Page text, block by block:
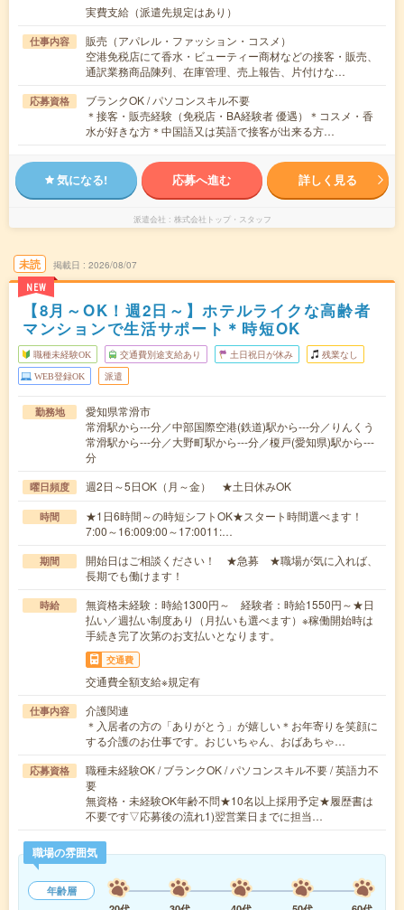
実費支給（派遣先規定はあり）
仕事内容
販売（アパレル・ファッション・コスメ）
空港免税店にて香水・ビューティー商材などの接客・販売、
通訳業務商品陳列、在庫管理、売上報告、片付けな…
応募資格
ブランクOK / パソコンスキル不要
＊接客・販売経験（免税店・BA経験者 優遇）＊コスメ・香
水が好きな方＊中国語又は英語で接客が出来る方…
気になる! 応募へ進む 詳しく見る
派遣会社 株式会社トップ・スタッフ
未読
NEW
掲載日 2026/08/07
【8月～OK！週2日～】ホテルライクな高齢者
マンションで生活サポート＊時短OK
職種未経験OK 交通費別途支給あり 土日祝日が休み 残業なし
WEB登録OK 派遣
勤務地
愛知県常滑市
常滑駅から---分／中部国際空港(鉄道)駅から---分／りんくう
常滑駅から---分／大野町駅から---分／榎戸(愛知県)駅から---
分
曜日頻度 週2日～5日OK（月～金） ★土日休みOK
時間
★1日6時間～の時短シフトOK★スタート時間選べます！
7:00～16:009:00～17:0011:…
期間
開始日はご相談ください！ ★急募 ★職場が気に入れば、
長期でも働けます！
時給
無資格未経験：時給1300円～ 経験者：時給1550円～★日
払い／週払い制度あり（月払いも選べます）※稼働開始時は
手続き完了次第のお支払いとなります。
交通費
交通費全額支給※規定有
仕事内容
介護関連
＊入居者の方の「ありがとう」が嬉しい＊お年寄りを笑顔に
する介護のお仕事です。おじいちゃん、おばあちゃ…
応募資格
職種未経験OK / ブランクOK / パソコンスキル不要 / 英語力不
要
無資格・未経験OK年齢不問★10名以上採用予定★履歴書は
不要です▽応募後の流れ1)翌営業日までに担当…
職場の雰囲気
年齢層